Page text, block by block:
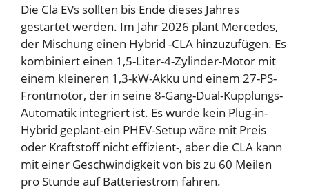
Die Cla EVs sollten bis Ende dieses Jahres
gestartet werden. Im Jahr 2026 plant Mercedes,
der Mischung einen Hybrid -CLA hinzuzufügen. Es
kombiniert einen 1,5-Liter-4-Zylinder-Motor mit
einem kleineren 1,3-kW-Akku und einem 27-PS-
Frontmotor, der in seine 8-Gang-Dual-Kupplungs-
Automatik integriert ist. Es wurde kein Plug-in-
Hybrid geplant-ein PHEV-Setup wäre mit Preis
oder Kraftstoff nicht effizient-, aber die CLA kann
mit einer Geschwindigkeit von bis zu 60 Meilen
pro Stunde auf Batteriestrom fahren.